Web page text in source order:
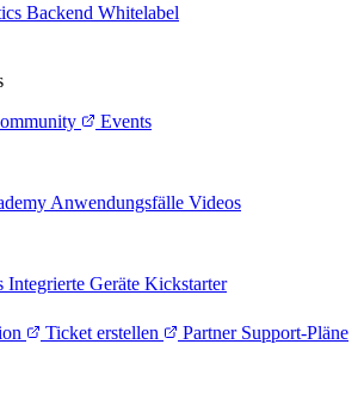
Backend Whitelabel
Events
Anwendungsfälle Videos
Integrierte Geräte Kickstarter
Ticket erstellen Partner Support-Pläne